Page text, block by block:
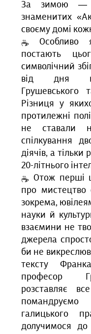
За зимою —
знаменитих
своєму домі
Особливо
постають
символічний
від дня
Різниця у
протилежні
не ставали
спілкування
діячів, а
20-літнього
Отож перші
про мистецтво
зокрема,
науки й
взаємини не
джерела
би не
тексту
професор
розставляє
галицького
долучимося до